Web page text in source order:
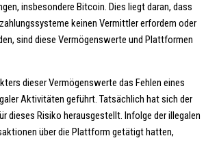
insbesondere Bitcoin. Dies liegt daran, dass
keinen Vermittler erfordern oder
sind diese Vermögenswerte und Plattformen
dieser Vermögenswerte das Fehlen eines
Aktivitäten geführt. Tatsächlich hat sich der
dieses Risiko herausgestellt. Infolge der illegalen
über die Plattform getätigt hatten,